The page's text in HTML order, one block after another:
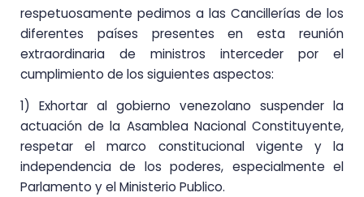
respetuosamente pedimos a las Cancillerías de los
diferentes países presentes en esta reunión
extraordinaria de ministros interceder por el
cumplimiento de los siguientes aspectos:
1) Exhortar al gobierno venezolano suspender la
actuación de la Asamblea Nacional Constituyente,
respetar el marco constitucional vigente y la
independencia de los poderes, especialmente el
Parlamento y el Ministerio Publico.